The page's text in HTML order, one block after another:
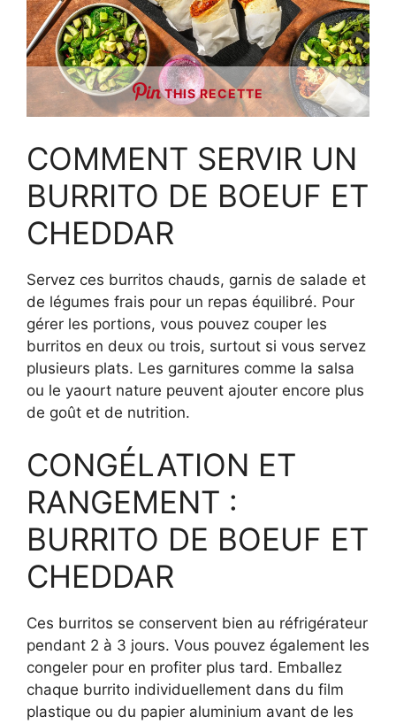
THIS RECETTE
COMMENT SERVIR UN
BURRITO DE BOEUF ET
CHEDDAR
Servez ces burritos chauds, garnis de salade et
de légumes frais pour un repas équilibré. Pour
gérer les portions, vous pouvez couper les
burritos en deux ou trois, surtout si vous servez
plusieurs plats. Les garnitures comme la salsa
ou le yaourt nature peuvent ajouter encore plus
de goût et de nutrition.
CONGÉLATION ET
RANGEMENT :
BURRITO DE BOEUF ET
CHEDDAR
Ces burritos se conservent bien au réfrigérateur
pendant 2 à 3 jours. Vous pouvez également les
congeler pour en profiter plus tard. Emballez
chaque burrito individuellement dans du film
plastique ou du papier aluminium avant de les